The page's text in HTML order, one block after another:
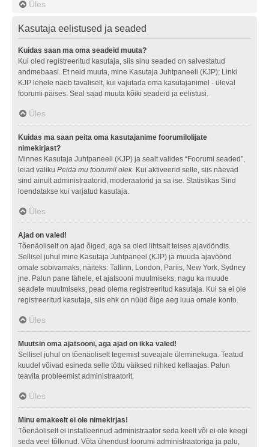
Üles
Kasutaja eelistused ja seaded
Kuidas saan ma oma seadeid muuta?
Kui oled registreeritud kasutaja, siis sinu seaded on salvestatud
andmebaasi. Et neid muuta, mine Kasutaja Juhtpaneeli (KJP); Linki
KJP lehele näeb tavaliselt, kui vajutada oma kasutajanimel - üleval
foorumi päises. Seal saad muuta kõiki seadeid ja eelistusi.
Üles
Kuidas ma saan peita oma kasutajanime foorumilolijate
nimekirjast?
Minnes Kasutaja Juhtpaneeli (KJP) ja sealt valides “Foorumi seaded”,
leiad valiku Peida mu foorumil olek. Kui aktiveerid selle, siis näevad
sind ainult administraatorid, moderaatorid ja sa ise. Statistikas Sind
loendatakse kui varjatud kasutaja.
Üles
Ajad on valed!
Tõenäoliselt on ajad õiged, aga sa oled lihtsalt teises ajavööndis.
Sellisel juhul mine Kasutaja Juhtpaneel (KJP) ja muuda ajavöönd
omale sobivamaks, näiteks: Tallinn, London, Pariis, New York, Sydney
jne. Palun pane tähele, et ajatsooni muutmiseks, nagu ka muude
seadete muutmiseks, pead olema registreeritud kasutaja. Kui sa ei ole
registreeritud kasutaja, siis ehk on nüüd õige aeg luua omale konto.
Üles
Muutsin oma ajatsooni, aga ajad on ikka valed!
Sellisel juhul on tõenäoliselt tegemist suveajale üleminekuga. Teatud
kuudel võivad esineda selle tõttu väiksed nihked kellaajas. Palun
teavita probleemist administraatorit.
Üles
Minu emakeelt ei ole nimekirjas!
Tõenäoliselt ei installeerinud administraator seda keelt või ei ole keegi
seda veel tõlkinud. Võta ühendust foorumi administraatoriga ja palu,